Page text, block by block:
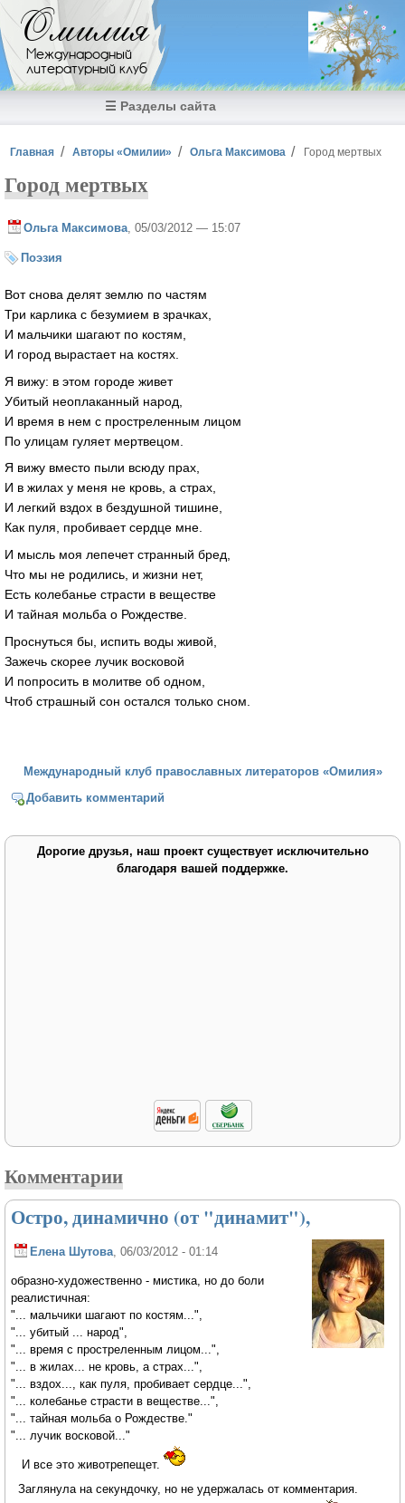
Перейти к основному содержанию
Омилия
Международный
литературный клуб
☰ Разделы сайта
Вы здесь
Главная Авторы «Омилии» Ольга Максимова Город мертвых
Город мертвых
Ольга Максимова , 05/03/2012 — 15:07
Поэзия
Вот снова делят землю по частям
Три карлика с безумием в зрачках,
И мальчики шагают по костям,
И город вырастает на костях.
Я вижу: в этом городе живет
Убитый неоплаканный народ,
И время в нем с простреленным лицом
По улицам гуляет мертвецом.
Я вижу вместо пыли всюду прах,
И в жилах у меня не кровь, а страх,
И легкий вздох в бездушной тишине,
Как пуля, пробивает сердце мне.
И мысль моя лепечет странный бред,
Что мы не родились, и жизни нет,
Есть колебанье страсти в веществе
И тайная мольба о Рождестве.
Проснуться бы, испить воды живой,
Зажечь скорее лучик восковой
И попросить в молитве об одном,
Чтоб страшный сон остался только сном.
Международный клуб православных литераторов «Омилия»
Добавить комментарий
Дорогие друзья, наш проект существует исключительно
благодаря вашей поддержке.
Комментарии
Остро, динамично (от "динамит"),
Елена Шутова , 06/03/2012 - 01:14
образно-художественно - мистика, но до боли
реалистичная:
"... мальчики шагают по костям...",
"... убитый ... народ",
"... время с простреленным лицом...",
"... в жилах... не кровь, а страх...",
"... вздох..., как пуля, пробивает сердце...",
"... колебанье страсти в веществе...",
"... тайная мольба о Рождестве."
"... лучик восковой..."
И все это животрепещет.
Заглянула на секундочку, но не удержалась от комментария.